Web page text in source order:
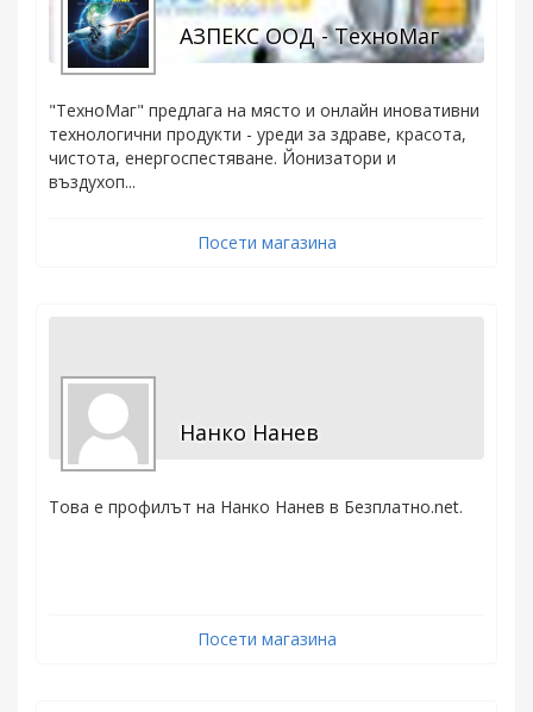
АЗПЕКС ООД - ТехноМаг
"ТехноМаг" предлага на място и онлайн иновативни
технологични продукти - уреди за здраве, красота,
чистота, енергоспестяване. Йонизатори и
въздухоп...
Посети магазина
Нанко Нанев
Това е профилът на Нанко Нанев в Безплатно.net.
Посети магазина